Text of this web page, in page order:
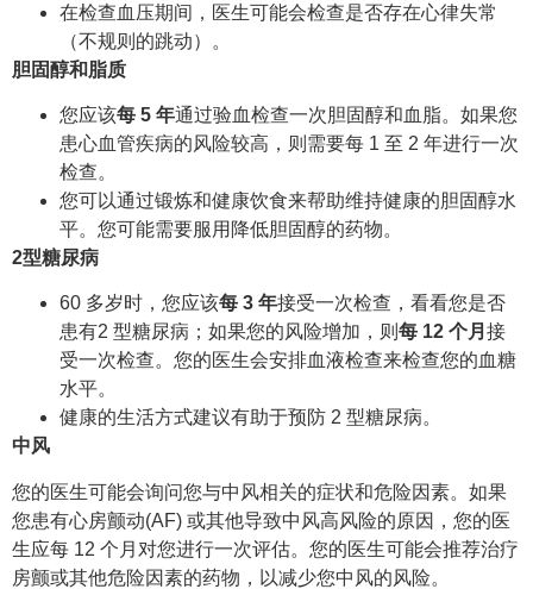
在检查血压期间，医生可能会检查是否存在心律失常
（不规则的跳动）。
胆固醇和脂质
您应该每 5 年通过验血检查一次胆固醇和血脂。如果您
患心血管疾病的风险较高，则需要每 1 至 2 年进行一次
检查。
您可以通过锻炼和健康饮食来帮助维持健康的胆固醇水
平。您可能需要服用降低胆固醇的药物。
2型糖尿病
60 多岁时，您应该每 3 年接受一次检查，看看您是否
患有2 型糖尿病；如果您的风险增加，则 每 12 个月 接
受一次检查。您的医生会安排血液检查来检查您的血糖
水平。
健康的生活方式建议有助于预防 2 型糖尿病。
中风
您的医生可能会询问您与中风相关的症状和危险因素。如果
您患有心房颤动(AF) 或其他导致中风高风险的原因，您的医
生应每 12 个月对您进行一次评估。您的医生可能会推荐治疗
房颤或其他危险因素的药物，以减少您中风的风险。